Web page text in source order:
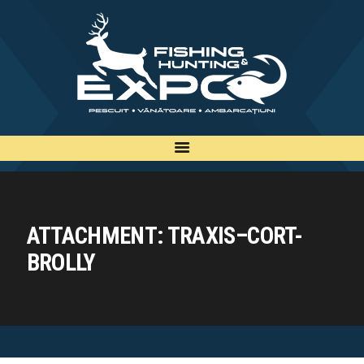
ATTACHMENT: TRAXIS–CORT-
BROLLY
INFO
EXPOZANTI
EDITII
CONTACT